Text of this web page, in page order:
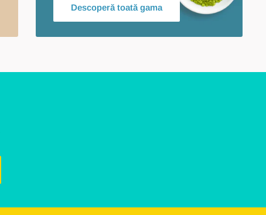
Descoperă toată gama